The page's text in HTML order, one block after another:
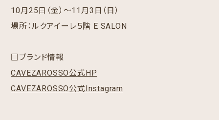
10月25日（金）～11月3日（日）
場所：ルクアイーレ５階 E SALON
□ブランド情報
CAVEZAROSSO公式HP
CAVEZAROSSO公式Instagram